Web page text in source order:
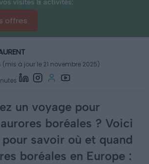
visites & activités:
offres
(mis à jour le 21 novembre 2025)
un voyage pour
boréales ? Voici
savoir où et quand
boréales en Europe :